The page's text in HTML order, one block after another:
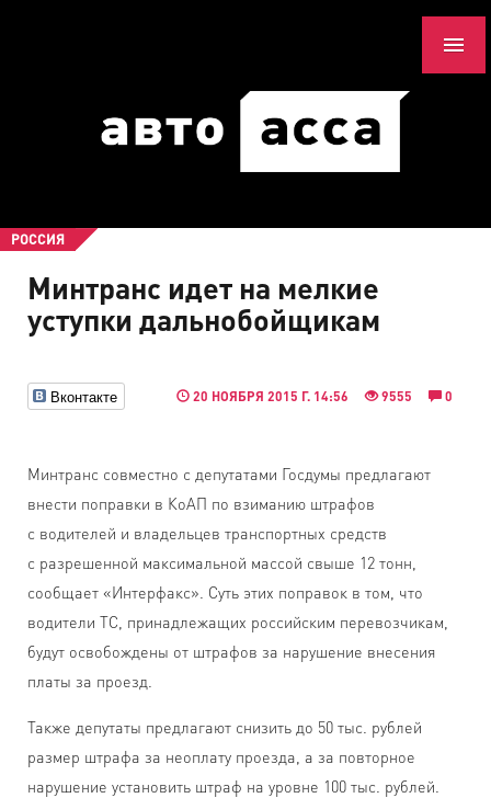
РОССИЯ
Минтранс идет на мелкие
уступки дальнобойщикам
Вконтакте 20 НОЯБРЯ 2015 Г. 14:56 9555 0
Минтранс совместно с депутатами Госдумы предлагают
внести поправки в КоАП по взиманию штрафов
с водителей и владельцев транспортных средств
с разрешенной максимальной массой свыше 12 тонн,
сообщает «Интерфакс». Суть этих поправок в том, что
водители ТС, принадлежащих российским перевозчикам,
будут освобождены от штрафов за нарушение внесения
платы за проезд.
Также депутаты предлагают снизить до 50 тыс. рублей
размер штрафа за неоплату проезда, а за повторное
нарушение установить штраф на уровне 100 тыс. рублей.